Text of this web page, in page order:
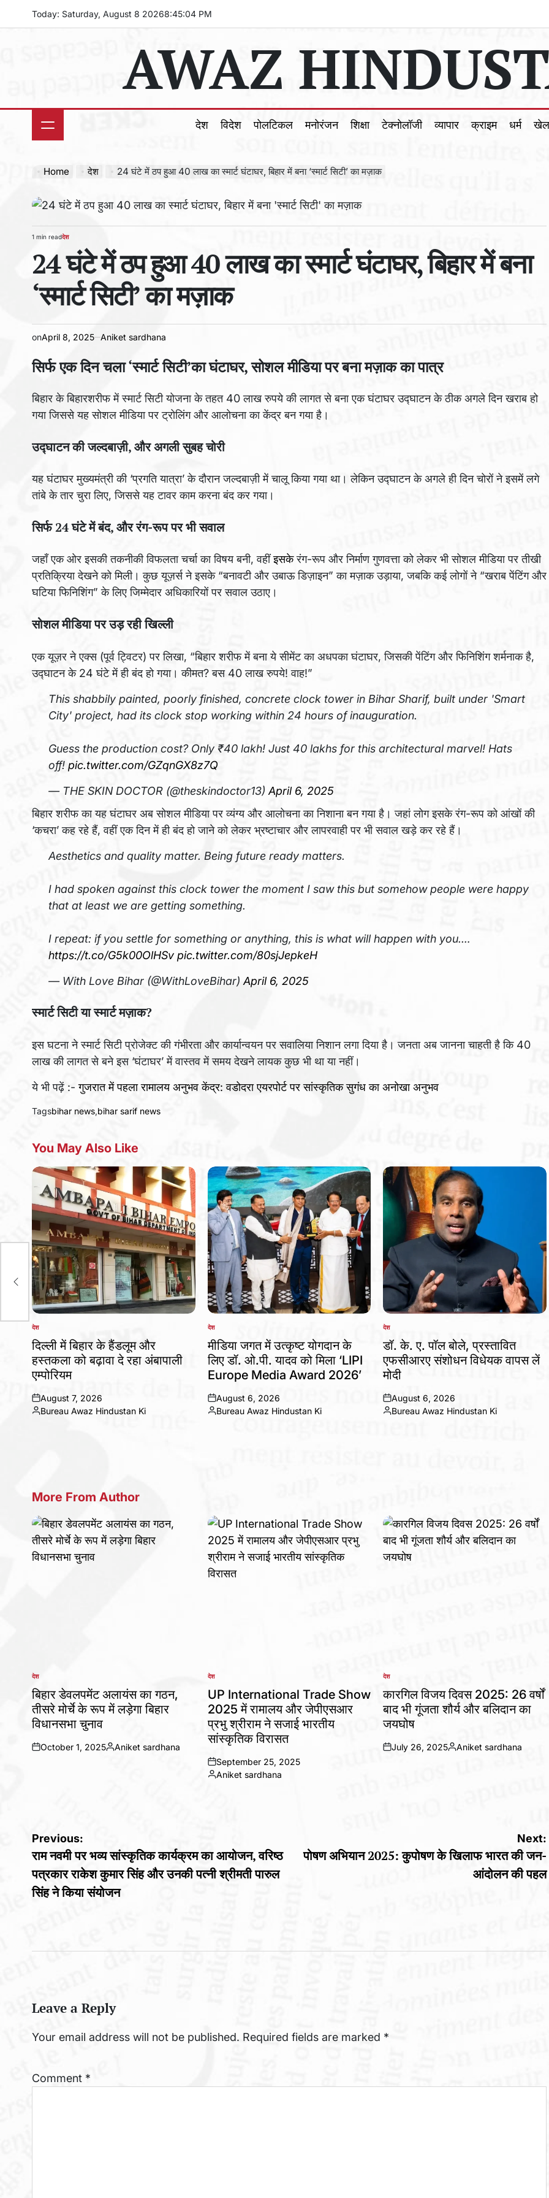
Today: Saturday, August 8 20268:45:06 PM
AWAZ
देश विदेश पोलटिकल मनोरंजन शिक्षा टेक्नोलॉजी व्यापार क्राइम धर्म खेल
Home देश 24 घंटे में ठप हुआ 40 लाख का स्मार्ट घंटाघर, बिहार में बना ‘स्मार्ट सिटी’ का मज़ाक
Estimated
time
1 min readPOSTED
देश
24 घंटे में ठप हुआ 40 लाख का स्मार्ट घंटाघर, बिहार में बना
‘स्मार्ट सिटी’ का मज़ाक
onApril 8, 2025 Aniket sardhana
सिर्फ एक दिन चला ‘स्मार्ट सिटी’का घंटाघर, सोशल मीडिया पर बना मज़ाक का पात्र
बिहार के बिहारशरीफ में स्मार्ट सिटी योजना के तहत 40 लाख रुपये की लागत से बना एक घंटाघर उद्घाटन के ठीक अगले दिन खराब हो
गया जिससे यह सोशल मीडिया पर ट्रोलिंग और आलोचना का केंद्र बन गया है।
उद्घाटन की जल्दबाज़ी, और अगली सुबह चोरी
यह घंटाघर मुख्यमंत्री की ‘प्रगति यात्रा’ के दौरान जल्दबाज़ी में चालू किया गया था। लेकिन उद्घाटन के अगले ही दिन चोरों ने इसमें लगे
तांबे के तार चुरा लिए, जिससे यह टावर काम करना बंद कर गया।
सिर्फ 24 घंटे में बंद, और रंग-रूप पर भी सवाल
जहाँ एक ओर इसकी तकनीकी विफलता चर्चा का विषय बनी, वहींइसकेरंग-रूप और निर्माण गुणवत्ता को लेकर भी सोशल मीडिया पर तीखी
प्रतिक्रिया देखने को मिली। कुछ यूज़र्स ने इसके “बनावटी और उबाऊ डिज़ाइन” का मज़ाक उड़ाया, जबकि कई लोगों ने “खराब पेंटिंग और
घटिया फिनिशिंग” के लिए जिम्मेदार अधिकारियों पर सवाल उठाए।
सोशल मीडिया पर उड़ रही खिल्ली
एक यूज़र ने एक्स (पूर्व ट्विटर) पर लिखा, “बिहार शरीफ में बना ये सीमेंट का अधपका घंटाघर, जिसकी पेंटिंग और फिनिशिंग शर्मनाक है,
उद्घाटन के 24 घंटे में ही बंद हो गया। कीमत? बस 40 लाख रुपये! वाह!”
This shabbily painted, poorly finished, concrete clock tower in Bihar Sharif, built under 'Smart
City' project, had its clock stop working within 24 hours of inauguration.
Guess the production cost? Only ₹40 lakh! Just 40 lakhs for this architectural marvel! Hats
off! pic.twitter.com/GZqnGX8z7Q
— THE SKIN DOCTOR (@theskindoctor13) April 6, 2025
बिहार शरीफ का यह घंटाघर अब सोशल मीडिया पर व्यंग्य और आलोचना का निशाना बन गया है। जहां लोग इसके रंग-रूप को आंखों की
‘कचरा’ कह रहे हैं, वहीं एक दिन में ही बंद हो जाने को लेकर भ्रष्टाचार और लापरवाही पर भी सवाल खड़े कर रहे हैं।
Aesthetics and quality matter. Being future ready matters.
I had spoken against this clock tower the moment I saw this but somehow people were happy
that at least we are getting something.
I repeat: if you settle for something or anything, this is what will happen with you.…
https://t.co/G5k00OlHSv pic.twitter.com/80sjJepkeH
— With Love Bihar (@WithLoveBihar) April 6, 2025
स्मार्ट सिटी या स्मार्ट मज़ाक?
इस घटना ने स्मार्ट सिटी प्रोजेक्ट की गंभीरता और कार्यान्वयन पर सवालिया निशान लगा दिया है। जनता अब जानना चाहती है कि 40
लाख की लागत से बने इस ‘घंटाघर’ में वास्तव में समय देखने लायक कुछ भी था या नहीं।
ये भी पढ़ें :-गुजरात में पहला रामालय अनुभव केंद्र: वडोदरा एयरपोर्ट पर सांस्कृतिक सुगंध का अनोखा अनुभव
Tagsbihar news,bihar sarif news
You May Also Like
POSTED
IN
देश
दिल्ली में बिहार के हैंडलूम और
हस्तकला को बढ़ावा दे रहा अंबापाली
एम्पोरियम
on
August 7, 2026
Posted
Bureau Awaz Hindustan Ki
POSTED
IN
देश
मीडिया जगत में उत्कृष्ट योगदान के
लिए डॉ. ओ.पी. यादव को मिला ‘LIPI
Europe Media Award 2026’
on
August 6, 2026
Posted
Bureau Awaz Hindustan Ki
POSTED
IN
देश
डॉ. के. ए. पॉल बोले, प्रस्तावित
एफसीआरए संशोधन विधेयक वापस लें
मोदी
on
August 6, 2026
Posted
Bureau Awaz Hindustan Ki
More From Author
POSTED
IN
देश
बिहार डेवलपमेंट अलायंस का गठन,
तीसरे मोर्चे के रूप में लड़ेगा बिहार
विधानसभा चुनाव
on
October 1, 2025
Posted
Aniket sardhana
POSTED
IN
देश
UP International Trade Show
2025 में रामालय और जेपीएसआर
प्रभु श्रीराम ने सजाई भारतीय
सांस्कृतिक विरासत
on
September 25, 2025
Posted
Aniket sardhana
POSTED
देश
कारगिल विजय दिवस 2025: 26 वर्षों
बाद भी गूंजता शौर्य और बलिदान का
जयघोष
on
July 26, 2025
Posted
Aniket sardhana
Post
navigation
Previous:
राम नवमी पर भव्य सांस्कृतिक कार्यक्रम का आयोजन, वरिष्ठ
पत्रकार राकेश कुमार सिंह और उनकी पत्नी श्रीमती पारुल
सिंह ने किया संयोजन
Next:
पोषण अभियान 2025: कुपोषण के खिलाफ भारत की जन-
आंदोलन की पहल
Leave a Reply
Your email address will not be published. Required fields are marked *
Comment *